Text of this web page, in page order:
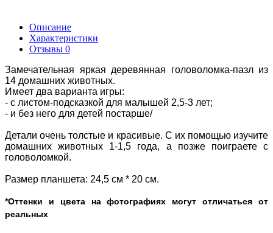
Описание
Характеристики
Отзывы 0
Замечательная яркая деревянная головоломка-пазл из
14 домашних животных.
Имеет два варианта игры:
- с листом-подсказкой для малышей 2,5-3 лет;
- и без него для детей постарше/
Детали очень толстые и красивые. С их помощью изучите
домашних животных 1-1,5 года, а позже поиграете с
головоломкой.
Размер планшета: 24,5 см * 20 см.
*Оттенки и цвета на фотографиях могут отличаться от
реальных